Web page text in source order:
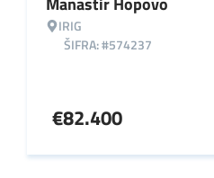
IRIG
ŠIFRA: #574237
€82.400